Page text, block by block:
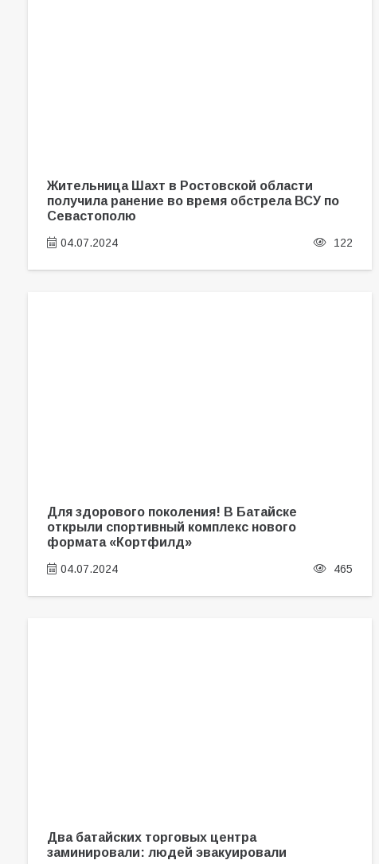
Жительница Шахт в Ростовской области
получила ранение во время обстрела ВСУ по
Севастополю
04.07.2024 122
Для здорового поколения! В Батайске
открыли спортивный комплекс нового
формата «Кортфилд»
04.07.2024 465
Два батайских торговых центра
заминировали: людей эвакуировали